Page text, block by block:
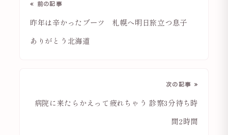
« 前の記事
昨年は辛かったブーツ 札幌へ明日旅立つ息子
ありがとう北海道
次の記事 »
病院に来たらかえって疲れちゃう 診察3分待ち時
間2時間